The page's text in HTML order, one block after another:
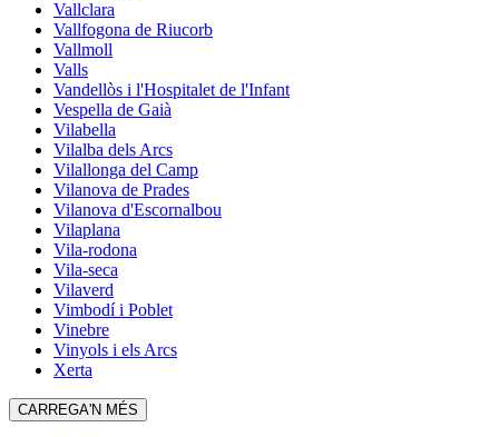
Vallclara
Vallfogona de Riucorb
Vallmoll
Valls
Vandellòs i l'Hospitalet de l'Infant
Vespella de Gaià
Vilabella
Vilalba dels Arcs
Vilallonga del Camp
Vilanova de Prades
Vilanova d'Escornalbou
Vilaplana
Vila-rodona
Vila-seca
Vilaverd
Vimbodí i Poblet
Vinebre
Vinyols i els Arcs
Xerta
CARREGA'N MÉS